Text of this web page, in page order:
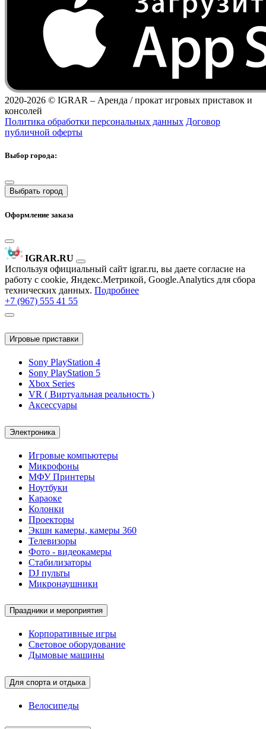
2020-2026 © IGRAR – Аренда / прокат игровых приставок и
консолей
Политика обработки персональных данных Договор
публичной оферты
Выбор города:
Выбрать город
Оформление заказа
IGRAR.RU
Используя официальный сайт igrar.ru, вы даете согласие на
работу с cookie, Яндекс.Метрикой, Google.Analytics для сбора
технических данных. Подробнее
+7 (967) 555 41 55
Игровые приставки
Sony PlayStation 4
Sony PlayStation 5
Xbox Series
VR ( Виртуальная реальность )
Аксессуары
Электроника
Игровые компьютеры
Микрофоны
МФУ Принтеры
Ноутбуки
Караоке
Колонки
Проекторы
Экшн камеры, камеры 360
Телевизоры
Фото - видеокамеры
Стабилизаторы
DJ пульты
Микронаушники
Праздники и мероприятия
Корпоративные игры
Световое оборудование
Дымовые машины
Для спорта и отдыха
Велосипеды